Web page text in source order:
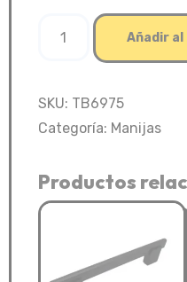
6975
cantidad
Añadir
SKU: TB6975
Categoría: Manijas
Productos